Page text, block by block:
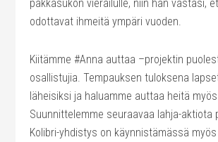
pakkasukon vierailulle, niin hän vastasi,
odottavat ihmeitä ympäri vuoden.
Kiitämme #Anna auttaa –projektin
osallistujia. Tempauksen tuloksena
läheisiksi ja haluamme auttaa heitä
Suunnittelemme seuraavaa lahja-aktiota
Kolibri-yhdistys on käynnistämässä myös